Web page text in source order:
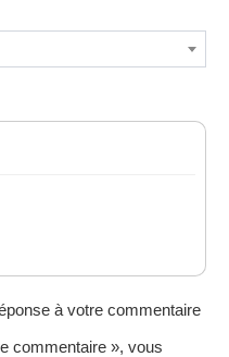
à votre commentaire
commentaire », vous